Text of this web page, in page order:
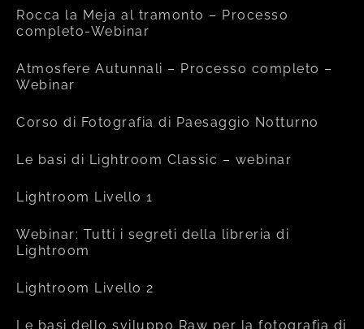
Rocca la Meja al tramonto – Processo
completo-Webinar
Atmosfere Autunnali – Processo completo –
Webinar
Corso di Fotografia di Paesaggio Notturno
Le basi di Lightroom Classic – webinar
Lightroom Livello 1
Webinar: Tutti i segreti della libreria di
Lightroom
Lightroom Livello 2
Le basi dello sviluppo Raw per la fotografia di